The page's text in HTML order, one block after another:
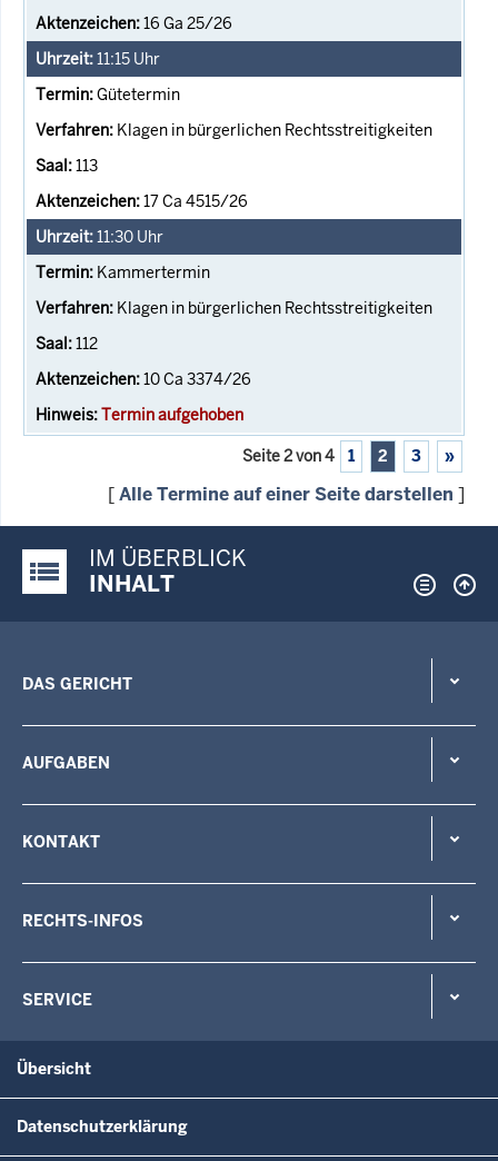
16 Ga 25/26
11:15 Uhr
Gütetermin
Klagen in bürgerlichen Rechtsstreitigkeiten
113
17 Ca 4515/26
11:30 Uhr
Kammertermin
Klagen in bürgerlichen Rechtsstreitigkeiten
112
10 Ca 3374/26
Termin aufgehoben
Seite 2 von 4 1 2 3 »
[Alle Termine auf einer Seite darstellen ]
Justiz-Portal im Überblick:
IM ÜBERBLICK
INHALT
DAS GERICHT
AUFGABEN
KONTAKT
RECHTS-INFOS
SERVICE
Übersicht
Datenschutzerklärung